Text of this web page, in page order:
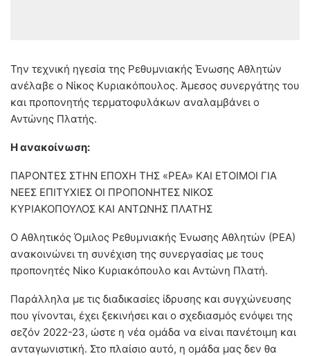
Την τεχνική ηγεσία της Ρεθυμνιακής Ένωσης Αθλητών
ανέλαβε ο Νίκος Κυριακόπουλος. Άμεσος συνεργάτης του
και προπονητής τερματοφυλάκων αναλαμβάνει ο
Αντώνης Πλατής.
Η ανακοίνωση:
ΠΑΡΟΝΤΕΣ ΣΤΗΝ ΕΠΟΧΗ ΤΗΣ «ΡΕΑ» ΚΑΙ ΕΤΟΙΜΟΙ ΓΙΑ
ΝΕΕΣ ΕΠΙΤΥΧΙΕΣ ΟΙ ΠΡΟΠΟΝΗΤΕΣ ΝΙΚΟΣ
ΚΥΡΙΑΚΟΠΟΥΛΟΣ ΚΑΙ ΑΝΤΩΝΗΣ ΠΛΑΤΗΣ
Ο Αθλητικός Όμιλος Ρεθυμνιακής Ένωσης Αθλητών (ΡΕΑ)
ανακοινώνει τη συνέχιση της συνεργασίας με τους
προπονητές Νίκο Κυριακόπουλο και Αντώνη Πλατή.
Παράλληλα με τις διαδικασίες ίδρυσης και συγχώνευσης
που γίνονται, έχει ξεκινήσει και ο σχεδιασμός ενόψει της
σεζόν 2022-23, ώστε η νέα ομάδα να είναι πανέτοιμη και
ανταγωνιστική. Στο πλαίσιο αυτό, η ομάδα μας δεν θα